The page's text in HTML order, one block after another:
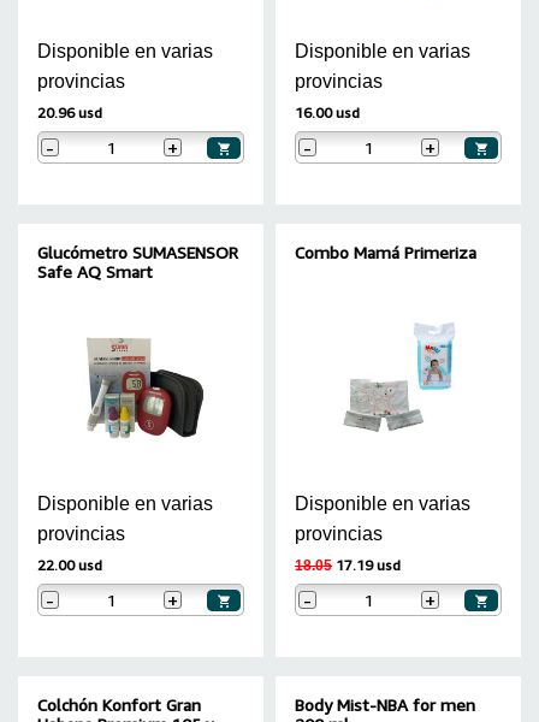
Disponible en varias
provincias
20.96 usd
- +
Disponible en varias
provincias
16.00 usd
- +
Glucómetro SUMASENSOR
Safe AQ Smart
Disponible en varias
provincias
22.00 usd
- +
Combo Mamá Primeriza
Disponible en varias
provincias
18.05 17.19 usd
- +
Colchón Konfort Gran
Body Mist-NBA for men